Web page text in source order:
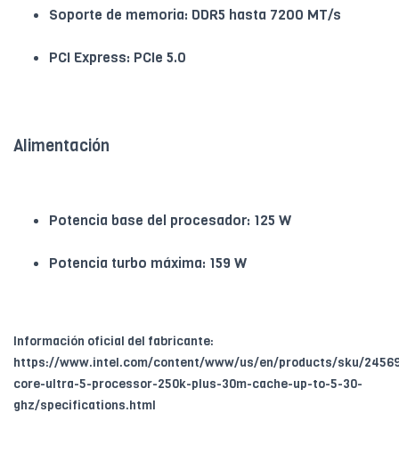
Soporte de memoria: DDR5 hasta 7200 MT/s
PCI Express: PCIe 5.0
Alimentación
Potencia base del procesador: 125 W
Potencia turbo máxima: 159 W
Información oficial del fabricante:
https://www.intel.com/content/www/us/en/products/sku/
core-ultra-5-processor-250k-plus-30m-cache-up-to-5-30-
ghz/specifications.html